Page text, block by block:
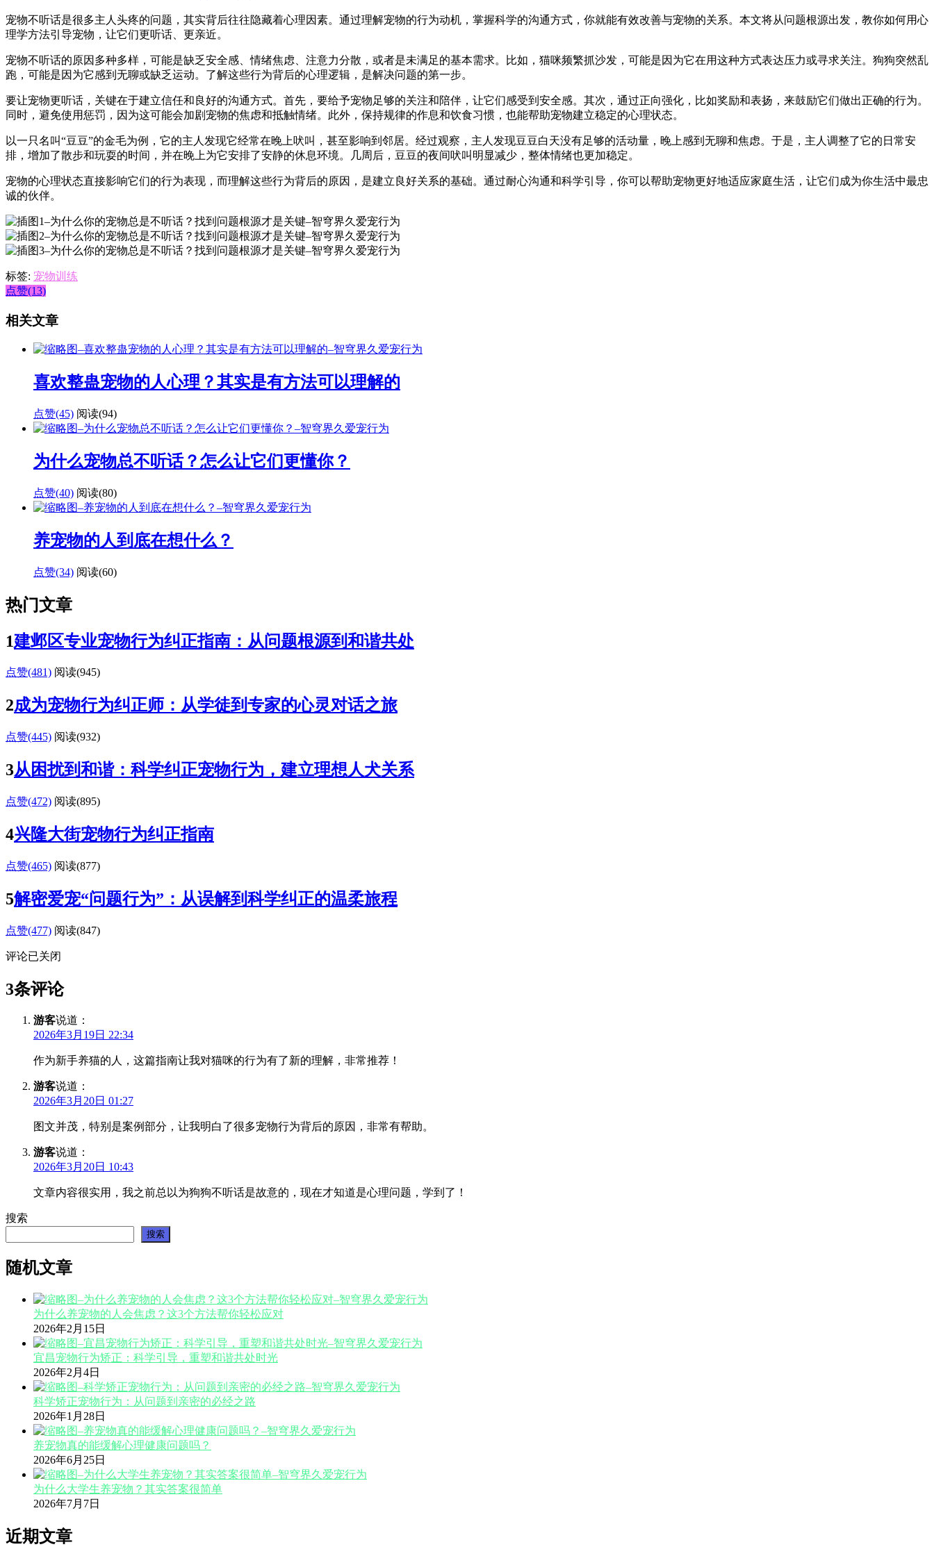
宠物不听话是很多主人头疼的问题，其实背后往往隐藏着心理因素。通过理解宠物的行为动机，掌握科学的沟通方式，你就能有效改善与宠物的关系。本文将从问题根源出发，教你如何用心
理学方法引导宠物，让它们更听话、更亲近。
宠物不听话的原因多种多样，可能是缺乏安全感、情绪焦虑、注意力分散，或者是未满足的基本需求。比如，猫咪频繁抓沙发，可能是因为它在用这种方式表达压力或寻求关注。狗狗突然乱
跑，可能是因为它感到无聊或缺乏运动。了解这些行为背后的心理逻辑，是解决问题的第一步。
要让宠物更听话，关键在于建立信任和良好的沟通方式。首先，要给予宠物足够的关注和陪伴，让它们感受到安全感。其次，通过正向强化，比如奖励和表扬，来鼓励它们做出正确的行为。
同时，避免使用惩罚，因为这可能会加剧宠物的焦虑和抵触情绪。此外，保持规律的作息和饮食习惯，也能帮助宠物建立稳定的心理状态。
以一只名叫“豆豆”的金毛为例，它的主人发现它经常在晚上吠叫，甚至影响到邻居。经过观察，主人发现豆豆白天没有足够的活动量，晚上感到无聊和焦虑。于是，主人调整了它的日常安
排，增加了散步和玩耍的时间，并在晚上为它安排了安静的休息环境。几周后，豆豆的夜间吠叫明显减少，整体情绪也更加稳定。
宠物的心理状态直接影响它们的行为表现，而理解这些行为背后的原因，是建立良好关系的基础。通过耐心沟通和科学引导，你可以帮助宠物更好地适应家庭生活，让它们成为你生活中最忠
诚的伙伴。
标签: 宠物训练
点赞(13)
相关文章
喜欢整蛊宠物的人心理？其实是有方法可以理解的
点赞(45) 阅读(94)
为什么宠物总不听话？怎么让它们更懂你？
点赞(40) 阅读(80)
养宠物的人到底在想什么？
点赞(34) 阅读(60)
热门文章
1建邺区专业宠物行为纠正指南：从问题根源到和谐共处
点赞(481) 阅读(945)
2成为宠物行为纠正师：从学徒到专家的心灵对话之旅
点赞(445) 阅读(932)
3从困扰到和谐：科学纠正宠物行为，建立理想人犬关系
点赞(472) 阅读(895)
4兴隆大街宠物行为纠正指南
点赞(465) 阅读(877)
5解密爱宠“问题行为”：从误解到科学纠正的温柔旅程
点赞(477) 阅读(847)
评论已关闭
3条评论
游客说道：
2026年3月19日 22:34
作为新手养猫的人，这篇指南让我对猫咪的行为有了新的理解，非常推荐！
游客说道：
2026年3月20日 01:27
图文并茂，特别是案例部分，让我明白了很多宠物行为背后的原因，非常有帮助。
游客说道：
2026年3月20日 10:43
文章内容很实用，我之前总以为狗狗不听话是故意的，现在才知道是心理问题，学到了！
搜索
搜索
随机文章
为什么养宠物的人会焦虑？这3个方法帮你轻松应对
2026年2月15日
宜昌宠物行为矫正：科学引导，重塑和谐共处时光
2026年2月4日
科学矫正宠物行为：从问题到亲密的必经之路
2026年1月28日
养宠物真的能缓解心理健康问题吗？
2026年6月25日
为什么大学生养宠物？其实答案很简单
2026年7月7日
近期文章